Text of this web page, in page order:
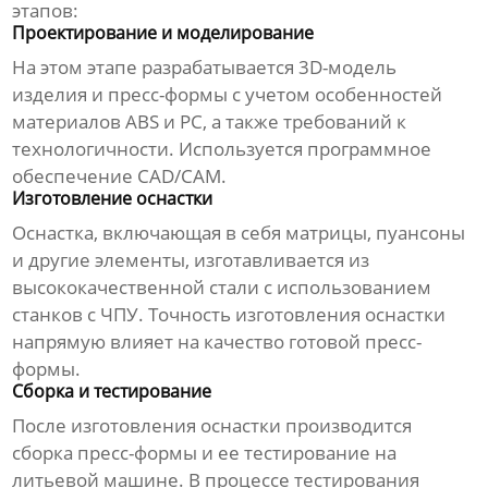
этапов:
Проектирование и моделирование
На этом этапе разрабатывается 3D-модель
изделия и пресс-формы с учетом особенностей
материалов ABS и PC, а также требований к
технологичности. Используется программное
обеспечение CAD/CAM.
Изготовление оснастки
Оснастка, включающая в себя матрицы, пуансоны
и другие элементы, изготавливается из
высококачественной стали с использованием
станков с ЧПУ. Точность изготовления оснастки
напрямую влияет на качество готовой пресс-
формы.
Сборка и тестирование
После изготовления оснастки производится
сборка пресс-формы и ее тестирование на
литьевой машине. В процессе тестирования